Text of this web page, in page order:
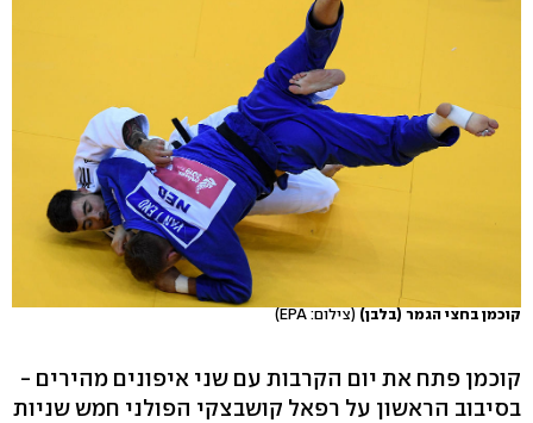
קוכמן בחצי הגמר (בלבן) (צילום: EPA)
קוכמן פתח את יום הקרבות עם שני איפונים מהירים -
בסיבוב הראשון על רפאל קושבצקי הפולני חמש שניות